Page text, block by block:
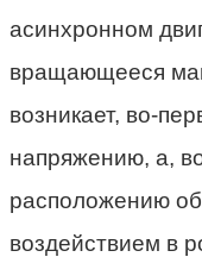
асинхронном
вращающееся
возникает, во-
напряжению, а,
расположению
воздействием в